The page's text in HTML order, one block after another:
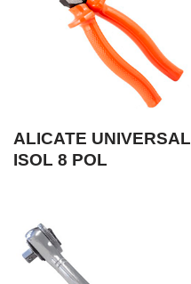
ALICATE UNIVERSAL
ISOL 8 POL